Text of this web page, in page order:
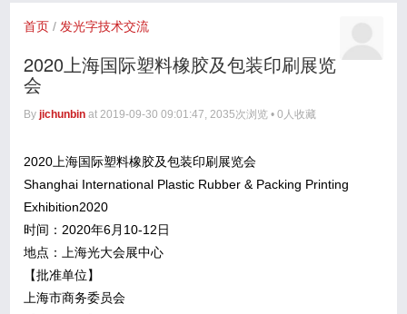
首页 / 发光字技术交流
2020上海国际塑料橡胶及包装印刷展览
会
By jichunbin at 2019-09-30 09:01:47, 2035次浏览 • 0人收藏
2020上海国际塑料橡胶及包装印刷展览会
Shanghai International Plastic Rubber & Packing Printing
Exhibition2020
时间：2020年6月10-12日
地点：上海光大会展中心
【批准单位】
上海市商务委员会